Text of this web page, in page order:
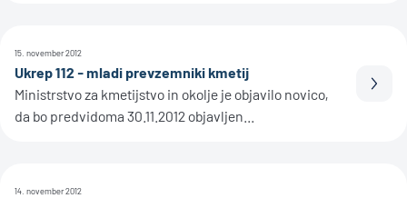
15. november 2012
Ukrep 112 - mladi prevzemniki kmetij
Ministrstvo za kmetijstvo in okolje je objavilo novico,
da bo predvidoma 30.11.2012 objavljen...
14. november 2012